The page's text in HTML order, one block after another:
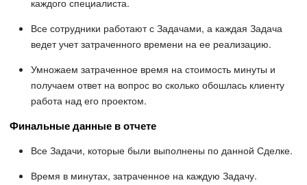
каждого специалиста.
Все сотрудники работают с Задачами, а каждая Задача
ведет учет затраченного времени на ее реализацию.
Умножаем затраченное время на стоимость минуты и
получаем ответ на вопрос во сколько обошлась клиенту
работа над его проектом.
Финальные данные в отчете
Все Задачи, которые были выполнены по данной Сделке.
Время в минутах, затраченное на каждую Задачу.